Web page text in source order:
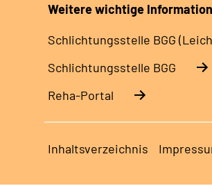
Weitere wichtige
Schlich­tungs­stel­le BGG
Schlich­tungs­stel­le BGG
Reha-Portal
Inhaltsverzeichnis